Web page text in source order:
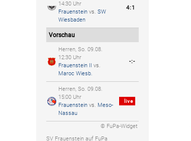
14:30 Uhr
Frauenstein vs. SW
Wiesbaden
4:1
Vorschau
Herren, So. 09.08.
12:30 Uhr
Frauenstein II
vs.
Maroc Wiesb.
-:-
Herren, So. 09.08.
15:00 Uhr
Frauenstein vs. Meso-
Nassau
live
© FuPa-Widget
SV Frauenstein auf FuPa